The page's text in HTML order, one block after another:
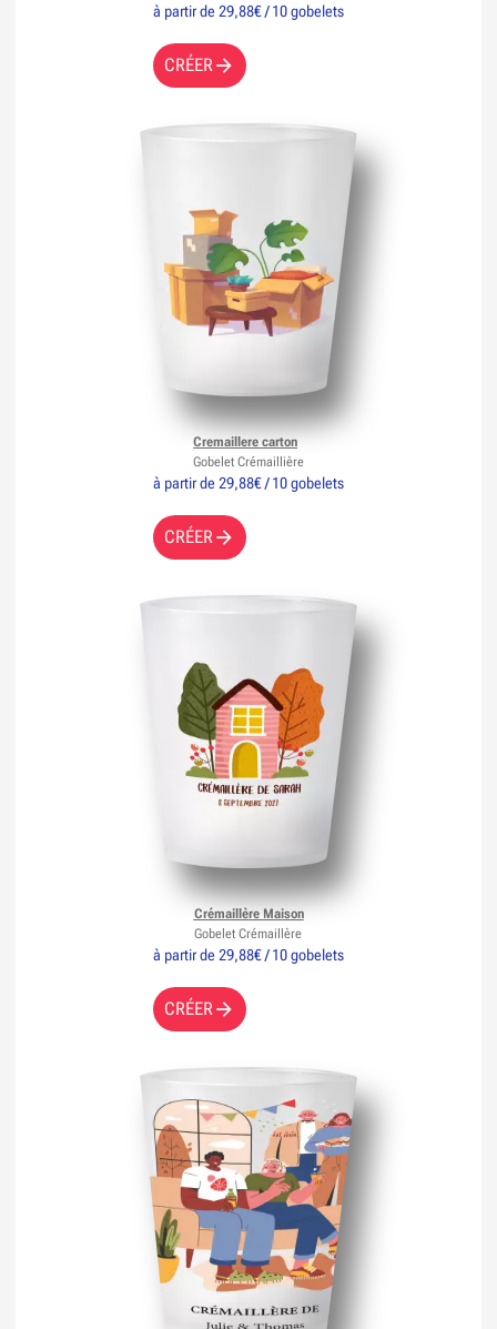
à partir de 29,88€ / 10 gobelets
CRÉER
à partir de 29,88€ / 10 gobelets
CRÉER
Cremaillere carton
Gobelet Crémaillière
à partir de 29,88€ / 10 gobelets
CRÉER
Crémaillère Maison
Gobelet Crémaillère